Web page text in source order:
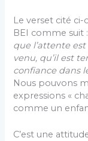
Le verset cité ci-
BEI comme suit :
que l’attente
venu, qu’il est
confiance dans
Nous pouvons
expressions «
comme un
C’est une